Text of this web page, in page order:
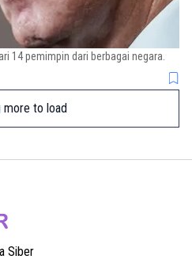
14 pemimpin dari berbagai negara.
more to load
Siber